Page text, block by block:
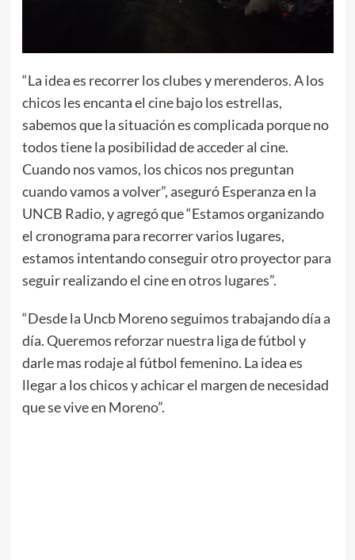
“La idea es recorrer los clubes y merenderos. A los
chicos les encanta el cine bajo los estrellas,
sabemos que la situación es complicada porque no
todos tiene la posibilidad de acceder al cine.
Cuando nos vamos, los chicos nos preguntan
cuando vamos a volver”, aseguró Esperanza en la
UNCB Radio, y agregó que “Estamos organizando
el cronograma para recorrer varios lugares,
estamos intentando conseguir otro proyector para
seguir realizando el cine en otros lugares”.
“Desde la Uncb Moreno seguimos trabajando día a
día. Queremos reforzar nuestra liga de fútbol y
darle mas rodaje al fútbol femenino. La idea es
llegar a los chicos y achicar el margen de necesidad
que se vive en Moreno”.